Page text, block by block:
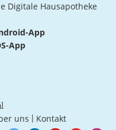
Digitale Hausapotheke
App
App
uns Kontakt